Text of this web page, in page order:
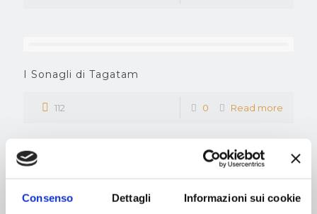
Consenso Dettagli Informazioni sui cookie
I Sonagli di Tagatam
112 0 Read more